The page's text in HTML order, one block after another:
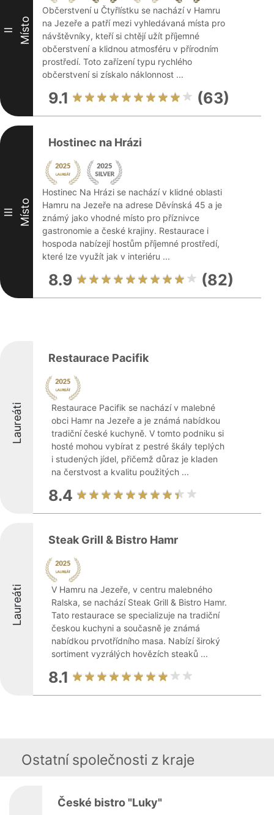
II Místo
Občerstvení u Čtyřlístku se nachází v Hamru
na Jezeře a patří mezi vyhledávaná místa pro
návštěvníky, kteří si chtějí užít příjemné
občerstvení a klidnou atmosféru v přírodním
prostředí. Toto zařízení typu rychlého
občerstvení si získalo náklonnost ...
9.1 (63)
III Místo
Hostinec na Hrázi
Hostinec Na Hrázi se nachází v klidné oblasti
Hamru na Jezeře na adrese Děvínská 45 a je
známý jako vhodné místo pro příznivce
gastronomie a české krajiny. Restaurace i
hospoda nabízejí hostům příjemné prostředí,
které lze využít jak v interiéru ...
8.9 (82)
Laureáti
Restaurace Pacifik
Restaurace Pacifik se nachází v malebné
obci Hamr na Jezeře a je známá nabídkou
tradiční české kuchyně. V tomto podniku si
hosté mohou vybírat z pestré škály teplých
i studených jídel, přičemž důraz je kladen
na čerstvost a kvalitu použitých ...
8.4
Laureáti
Steak Grill & Bistro Hamr
V Hamru na Jezeře, v centru malebného
Ralska, se nachází Steak Grill & Bistro Hamr.
Tato restaurace se specializuje na tradiční
českou kuchyni a současně je známá
nabídkou prvotřídního masa. Nabízí široký
sortiment vyzrálých hovězích steaků ...
8.1
Ostatní společnosti z kraje
České bistro "Luky"